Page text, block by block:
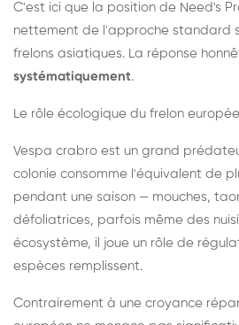
C'est ici que la position de Need's
nettement de l'approche standard
frelons asiatiques. La réponse
systématiquement.
Le rôle écologique du frelon
Vespa crabro est un grand
colonie consomme l'équivalent de
pendant une saison — mouches,
défoliatrices, parfois même des
écosystème, il joue un rôle de
espèces remplissent.
Contrairement à une croyance